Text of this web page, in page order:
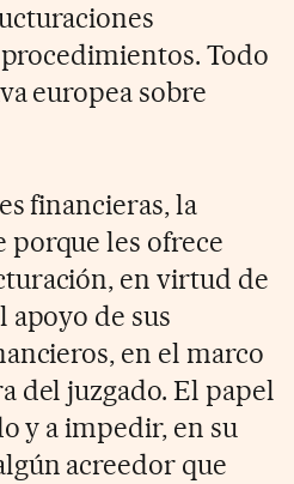
Todo
europea sobre
financieras, la
porque les ofrece
en virtud de
apoyo de sus
en el marco
del juzgado. El papel
y a impedir, en su
acreedor que